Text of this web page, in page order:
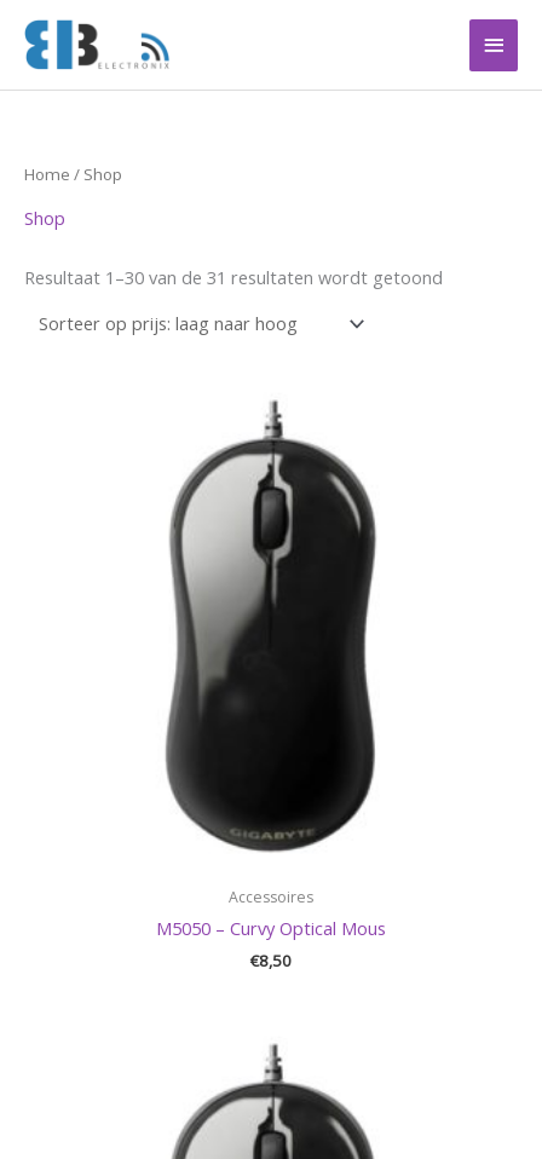
naar
inhoud
Home / Shop
Shop
Resultaat 1–30 van de 31 resultaten wordt getoond
Accessoires
M5050 – Curvy Optical Mous
€8,50